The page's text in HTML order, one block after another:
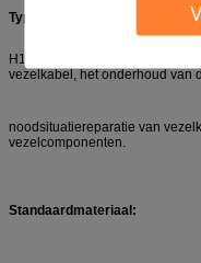
Typische Toepassing:
H10A het vezellasapparaat
vezelkabel, het onderhoud van
noodsituatiereparatie van
vezelcomponenten.
Standaardmateriaal: